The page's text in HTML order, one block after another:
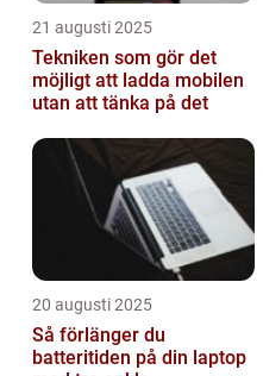
21 augusti 2025
Tekniken som gör det
möjligt att ladda mobilen
utan att tänka på det
20 augusti 2025
Så förlänger du
batteritiden på din laptop